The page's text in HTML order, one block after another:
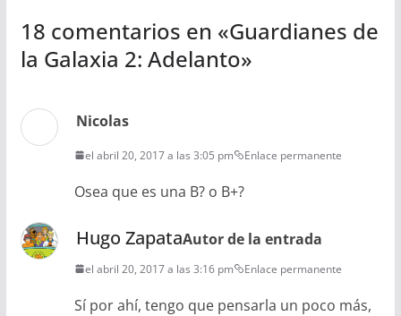
18 comentarios en «Guardianes de
la Galaxia 2: Adelanto»
Nicolas
el abril 20, 2017 a las 3:05 pm Enlace permanente
Osea que es una B? o B+?
Hugo ZapataAutor de la entrada
el abril 20, 2017 a las 3:16 pm Enlace permanente
Sí por ahí, tengo que pensarla un poco más,